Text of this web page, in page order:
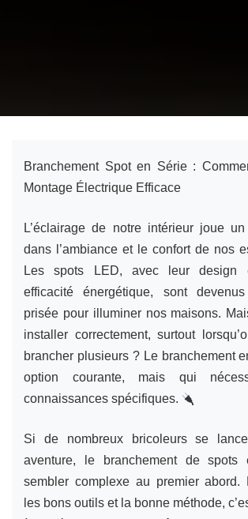
Branchement Spot en Série :
Montage Électrique Efficace
L’éclairage de notre intérieur joue
dans l’ambiance et le confort de nos
Les spots LED, avec leur design
efficacité énergétique, sont
prisée pour illuminer nos maisons.
installer correctement, surtout
brancher plusieurs ? Le branchement
option courante, mais qui
connaissances spécifiques.
Si de nombreux bricoleurs se
aventure, le branchement de spots
sembler complexe au premier abord.
les bons outils et la bonne méthode,